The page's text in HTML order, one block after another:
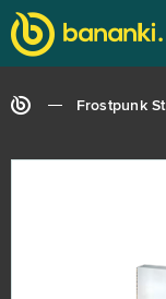
Frostpunk